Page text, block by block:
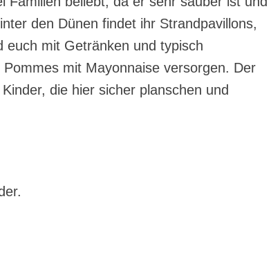
den Dünen findet ihr Strandpavillons,
euch mit Getränken und typisch
mit Mayonnaise versorgen. Der
die hier sicher planschen und